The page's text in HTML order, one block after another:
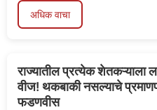
अधिक वाचा
राज्यातील प्रत्येक शेतकऱ्याला
वीज! थकबाकी नसल्याचे
फडणवीस